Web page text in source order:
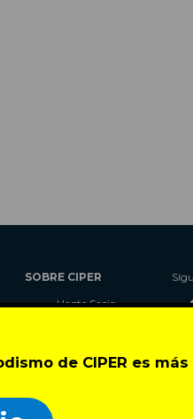
de CIPER es
SOBRE CIPER
Hazte Socio
Contacto